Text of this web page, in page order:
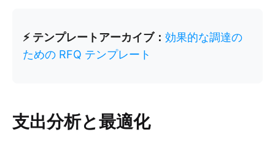
⚡ テンプレートアーカイブ： 効果的な調達の
ための RFQ テンプレート
支出分析と最適化